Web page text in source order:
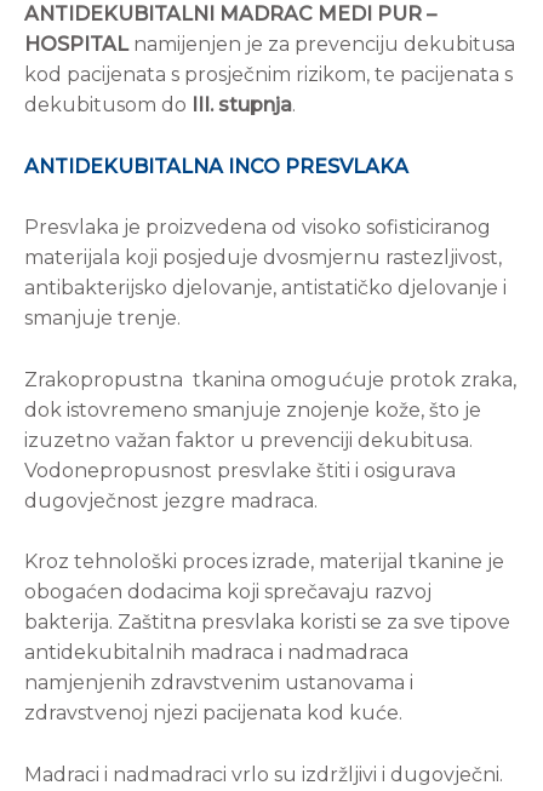
ANTIDEKUBITALNI MADRAC MEDI PUR –
HOSPITALnamijenjen je za prevenciju dekubitusa
kod pacijenata s prosječnim rizikom, te pacijenata s
dekubitusom do III. stupnja.
ANTIDEKUBITALNA INCO PRESVLAKA
Presvlaka je proizvedena od visoko sofisticiranog
materijala koji posjeduje dvosmjernu rastezljivost,
antibakterijsko djelovanje, antistatičko djelovanje i
smanjuje trenje.
Zrakopropustna tkanina omogućuje protok zraka,
dok istovremeno smanjuje znojenje kože, što je
izuzetno važan faktor u prevenciji dekubitusa.
Vodonepropusnost presvlake štiti i osigurava
dugovječnost jezgre madraca.
Kroz tehnološki proces izrade, materijal tkanine je
obogaćen dodacima koji sprečavaju razvoj
bakterija. Zaštitna presvlaka koristi se za sve tipove
antidekubitalnih madraca i nadmadraca
namjenjenih zdravstvenim ustanovama i
zdravstvenoj njezi pacijenata kod kuće.
Madraci i nadmadraci vrlo su izdržljivi i dugovječni.